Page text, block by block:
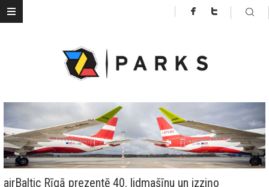
airBaltic Rīgā prezentē 40. lidmašīnu un izziņo